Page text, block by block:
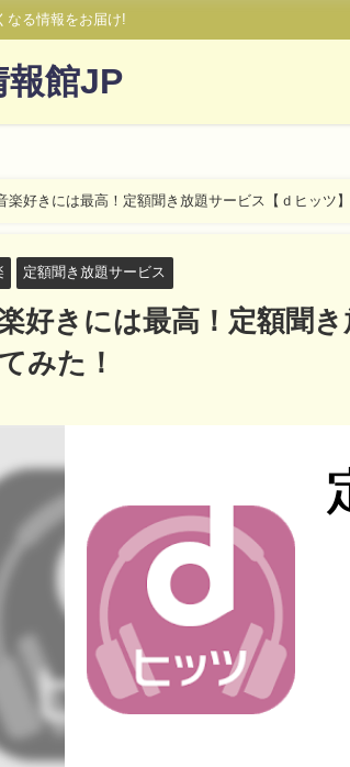
なる情報をお届け!
報館JP
楽好きには最高！定額聞き放題サービス【ｄヒッツ
定額聞き放題サービス
好きには最高！定額聞
みた！